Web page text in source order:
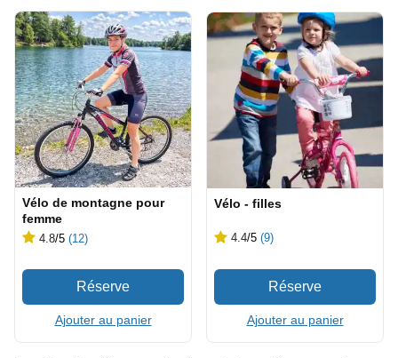
Vélo de montagne pour
femme
4.8/5 (12)
Ajouter au panier
Vélo - filles
4.4/5 (9)
Ajouter au panier